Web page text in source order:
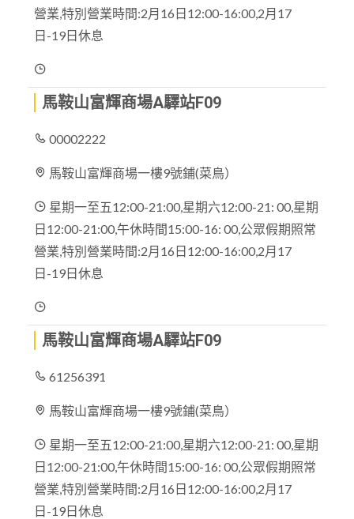
營業,特別營業時間:2月16日12:00-16:00,2月17
日-19日休息
馬鞍山富輝商場A驛站F09
00002222
馬鞍山富輝商場一樓9號鋪(菜鳥）
星期一至五12:00-21:00,星期六12:00-21: 00,星期
日12:00-21:00,午休時間15:00-16: 00,公眾假期照常
營業,特別營業時間:2月16日12:00-16:00,2月17
日-19日休息
馬鞍山富輝商場A驛站F09
61256391
馬鞍山富輝商場一樓9號鋪(菜鳥）
星期一至五12:00-21:00,星期六12:00-21: 00,星期
日12:00-21:00,午休時間15:00-16: 00,公眾假期照常
營業,特別營業時間:2月16日12:00-16:00,2月17
日-19日休息